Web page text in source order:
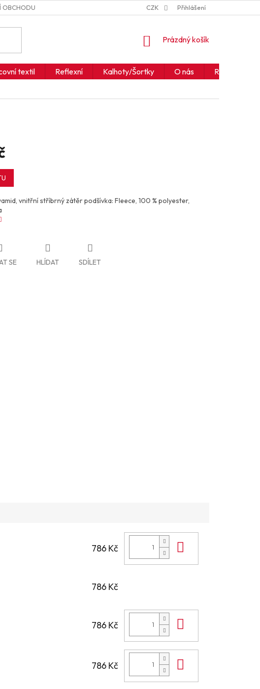
OBCHODU JAK ČÍST IKONY A SYMBOLY OBCHODNÍ
CZK Přihlášení
NÁKUPNÍ
Prázdný košík
textil Reflexní Kalhoty/Šortky O nás Realizace
vnitřní stříbrný zátěr podšívka: Fleece, 100 % polyester,
SE HLÍDAT SDÍLET
786 Kč
786 Kč
786 Kč
786 Kč